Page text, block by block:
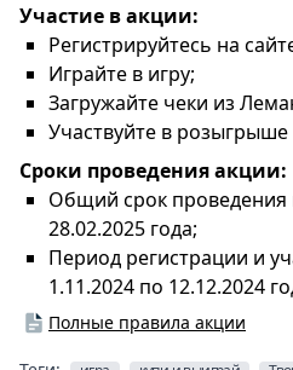
Участие в акции:
Регистрируйтесь на
Играйте в игру;
Загружайте чеки из
Участвуйте в розыгрыше
Сроки проведения акции:
Общий срок проведения
28.02.2025 года;
Период регистрации и
1.11.2024 по 12.12.2024
Полные правила акции